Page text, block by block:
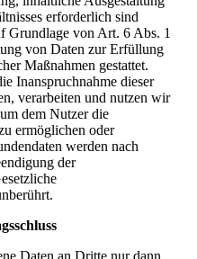
erforderlich sind
Grundlage von Art. 6 Abs. 1
von Daten zur Erfüllung
Maßnahmen gestattet.
Inanspruchnahme dieser
verarbeiten und nutzen wir
dem Nutzer die
ermöglichen oder
werden nach
der
Daten an Dritte nur dann,